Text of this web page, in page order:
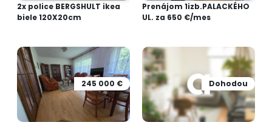
2x police BERGSHULT ikea
biele 120X20cm
Prenájom 1izb.PALACKÉHO
UL. za 650 €/mes
245 000 € Dohodou